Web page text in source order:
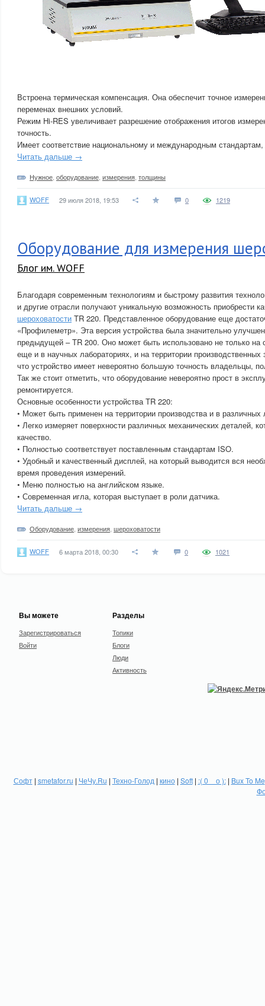
Встроена термическая компенсация. Она обеспечит точное
переменах внешних условий.
Режим Hi-RES увеличивает разрешение отображения итогов
точность.
Имеет соответствие национальному и международным
Читать дальше →
Нужное оборудование измерения толщины
WOFF 29 июля 2018, 19:53 0 1219
Оборудование для измерения
Блог им. WOFF
Благодаря современным технологиям и быстрому развития
и другие отрасли получают уникальную возможность приобрести
шероховатости TR 220. Представленное оборудование еще
«Профилеметр». Эта версия устройства была значительно
предыдущей – TR 200. Оно может быть использовано не только на
еще и в научных лабораториях, и на территории
что устройство имеет невероятно большую точность владельцы,
Так же стоит отметить, что оборудование невероятно прост в
ремонтируется.
Основные особенности устройства TR 220:
• Может быть применен на территории производства и в различных
• Легко измеряет поверхности различных механических деталей,
качество.
• Полностью соответствует поставленным стандартам ISO.
• Удобный и качественный дисплей, на который выводится вся
время проведения измерений.
• Меню полностью на английском языке.
• Современная игла, которая выступает в роли датчика.
Читать дальше →
Оборудование измерения шероховатости
WOFF 6 марта 2018, 00:30 0 1021
Вы можете
Зарегистрироваться
Войти
Разделы
Топики
Блоги
Люди
Активность
Софт| smetafor.ru | ЧеЧу.Ru | Техно-Голод | кино| Soft| :( 0 _ о ):| Bux To Me